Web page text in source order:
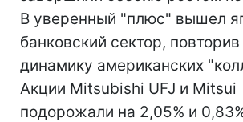
В уверенный "плюс" вышел
банковский сектор, повторив
динамику американских
Акции Mitsubishi UFJ и Mitsui
подорожали на 2,05% и